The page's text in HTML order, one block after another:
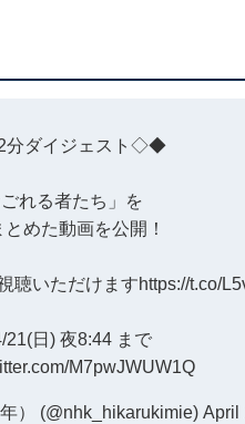
ダイジェスト◇◆
れる者たち」を
めた動画を公開！
聴いただけますhttps://t.co/
日) 夜8:44 まで
M7pwJWUW1Q
） (@nhk_hikarukimie) April